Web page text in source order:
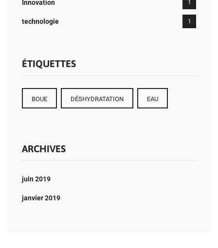
Innovation 1
technologie 1
ÉTIQUETTES
BOUE DÉSHYDRATATION EAU
ARCHIVES
juin 2019
janvier 2019